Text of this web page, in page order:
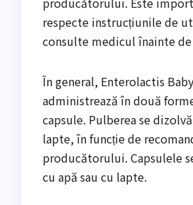
respecte instrucțiunile de
consulte medicul înainte
În general, Enterolactis
administrează în două
capsule. Pulberea se
lapte, în funcție de
producătorului. Capsulele
cu apă sau cu lapte.